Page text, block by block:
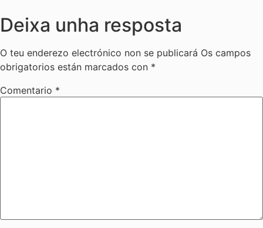
Deixa unha resposta
O teu enderezo electrónico non se publicará Os campos
obrigatorios están marcados con *
Comentario *